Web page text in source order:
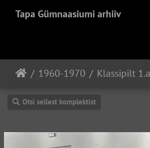
Tapa Gümnaasiumi arhiiv
1960-1970 Klassipilt
Otsi sellest komplektist